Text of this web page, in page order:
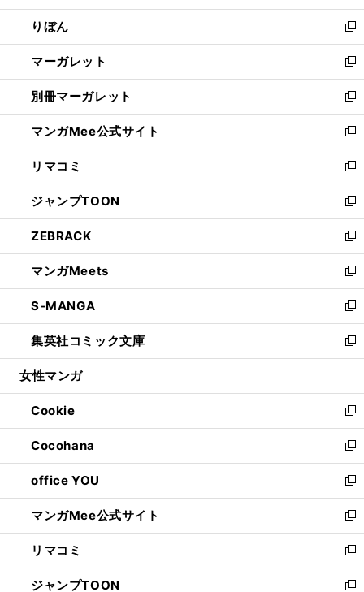
開
く
ウ
で
開
く
ン
ド
ウ
で
開
く
ウ
ィ
ン
ド
ウ
で
開
く
りぼん
新
し
い
ウ
ィ
ン
ド
ウ
で
開
く
マーガレット
新
し
い
ウ
ィ
ン
ド
ウ
で
開
く
別冊マーガレット
新
し
い
ウ
ィ
ン
ド
ウ
で
開
く
マンガMee公式サイト
新
し
い
ウ
ィ
ン
ド
ウ
で
開
く
リマコミ
新
し
い
ウ
ィ
ン
ド
ウ
で
開
く
ジャンプTOON
新
し
い
ウ
ィ
ン
ド
ウ
で
開
ZEBRACK
新
し
い
ウ
ィ
ン
ド
ウ
開
く
マンガMeets
新
し
い
ウ
ィ
ン
ウ
で
開
く
S-MANGA
新
し
い
ウ
ン
ド
ウ
で
開
く
集英社コミック文庫
新
し
ウ
ィ
ン
ド
ウ
で
開
く
女性マンガ
Cookie
新
し
い
ウ
ィ
ン
ド
ウ
で
開
く
Cocohana
新
し
い
ウ
ィ
ン
ド
ウ
で
office YOU
新
し
い
ウ
ィ
ン
ド
マンガMee公式サイト
新
し
い
ウ
ィ
リマコミ
新
し
い
ジャンプTOON 新